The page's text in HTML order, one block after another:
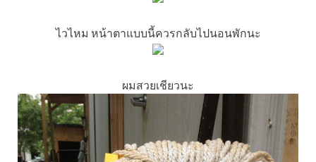
ไวไหม หน้าตาแบบนี้ควรกลับไปนอนพักนะ
ผมสวยเชียวนะ